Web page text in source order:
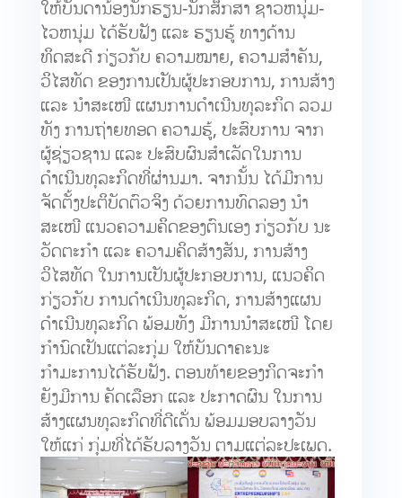
ໃຫ້ບັນດານ້ອງນັກຮຽນ-ນັກສຶກສາ ຊາວຫນຸ່ມ-
ໄວຫນຸ່ມ ໄດ້ຮັບຟັງ ແລະ ຮຽນຮູ້ ທາງດ້ານ
ທິດສະດີ ກ່ຽວກັບ ຄວາມໝາຍ, ຄວາມສຳຄັນ,
ວິໄສທັດ ຂອງການເປັນຜູ້ປະກອບການ, ການສ້າງ
ແລະ ນຳສະເໜີ ແຜນການດຳເນີນທຸລະກິດ ລວມ
ທັງ ການຖ່າຍທອດ ຄວາມຮູ້, ປະສົບການ ຈາກ
ຜູ້ຊ່ຽວຊານ ແລະ ປະສົບຜົນສຳເລັດໃນການ
ດຳເນີນທຸລະກິດທີ່ຜ່ານມາ. ຈາກນັ້ນ ໄດ້ມີການ
ຈັດຕັ້ງປະຕິບັດຕົວຈິງ ດ້ວຍການທົດລອງ ນຳ
ສະເໜີ ແນວຄວາມຄິດຂອງຕົນເອງ ກ່ຽວກັບ ນະ
ວັດຕະກຳ ແລະ ຄວາມຄິດສ້າງສັນ, ການສ້າງ
ວິໄສທັດ ໃນການເປັນຜູ້ປະກອບການ, ແນວຄິດ
ກ່ຽວກັບ ການດຳເນີນທຸລະກິດ, ການສ້າງແຜນ
ດຳເນີນທຸລະກິດ ພ້ອມທັງ ມີການນຳສະເໜີ ໂດຍ
ກຳນົດເປັນແຕ່ລະກຸ່ມ ໃຫ້ບັນດາຄະນະ
ກຳມະການໄດ້ຮັບຟັງ. ຕອນທ້າຍຂອງກິດຈະກຳ
ຍັງມີການ ຄັດເລືອກ ແລະ ປະກາດຜົນ ໃນການ
ສ້າງແຜນທຸລະກິດທີ່ດີເດັ່ນ ພ້ອມມອບລາງວັນ
ໃຫ້ແກ່ ກຸ່ມທີ່ໄດ້ຮັບລາງວັນ ຕາມແຕ່ລະປະເພດ.